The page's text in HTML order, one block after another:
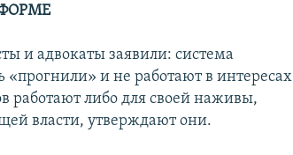
и адвокаты заявили: система
«прогнили» и не работают в интересах
работают либо для своей наживы,
власти, утверждают они.